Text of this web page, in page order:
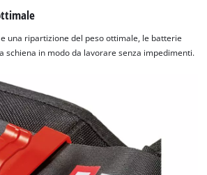
una ripartizione del peso ottimale, le batterie
schiena in modo da lavorare senza impedimenti.